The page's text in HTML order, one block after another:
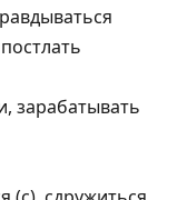
зарабатывать